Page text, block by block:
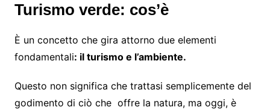
Turismo verde: cos’è
È un concetto che gira attorno due elementi
fondamentali: il turismo e l’ambiente.
Questo non significa che trattasi semplicemente del
godimento di ciò che offre la natura, ma oggi, è